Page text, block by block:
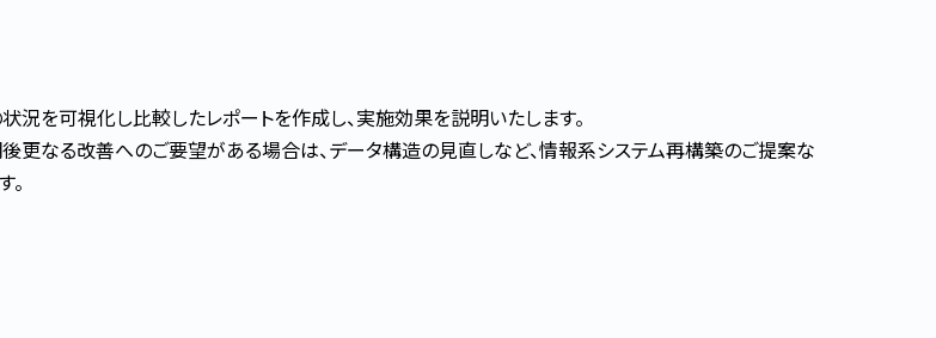
況を可視化し比較したレポートを作成し、実施効果を説明いたします。
更なる改善へのご要望がある場合は、データ構造の見直しなど、情報系システム再構築のご提案な
。